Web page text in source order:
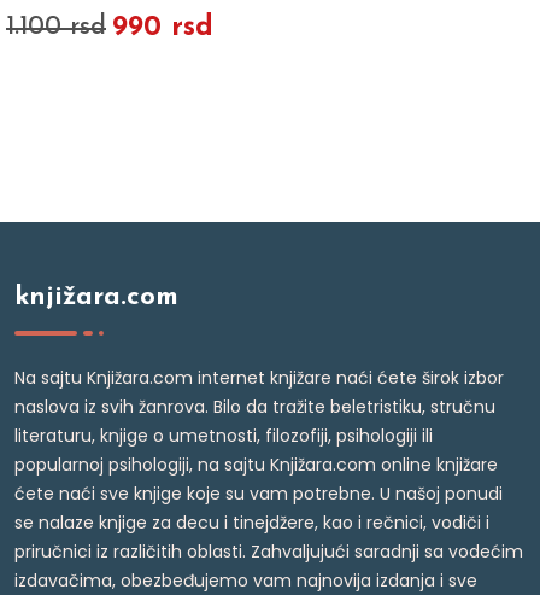
1.100 rsd 990 rsd
knjižara.com
Na sajtu Knjižara.com internet knjižare naći ćete širok izbor
naslova iz svih žanrova. Bilo da tražite beletristiku, stručnu
literaturu, knjige o umetnosti, filozofiji, psihologiji ili
popularnoj psihologiji, na sajtu Knjižara.com online knjižare
ćete naći sve knjige koje su vam potrebne. U našoj ponudi
se nalaze knjige za decu i tinejdžere, kao i rečnici, vodiči i
priručnici iz različitih oblasti. Zahvaljujući saradnji sa vodećim
izdavačima, obezbeđujemo vam najnovija izdanja i sve